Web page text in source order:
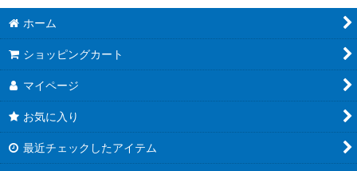
ホーム
ショッピングカート
マイページ
お気に入り
最近チェックしたアイテム